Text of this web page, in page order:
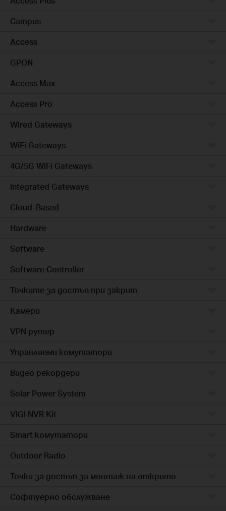
Campus
Access
GPON
Access Max
Access Pro
Wired Gateways
WiFi Gateways
4G/5G WiFi Gateways
Integrated Gateways
Cloud-Based
Hardware
Software
Software Controller
Точките за достъп при закрит
Камери
VPN рутер
Управляеми комутатори
Видео рекордери
Solar Power System
VIGI NVR Kit
Smart комутатори
Outdoor Radio
Точки за достъп за монтаж на открито
Софтуерно обслужване